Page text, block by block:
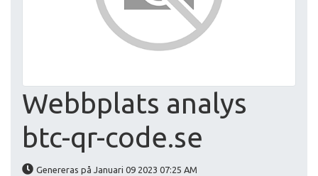
Webbplats analys
btc-qr-code.se
Genereras på Januari 09 2023 07:25 AM